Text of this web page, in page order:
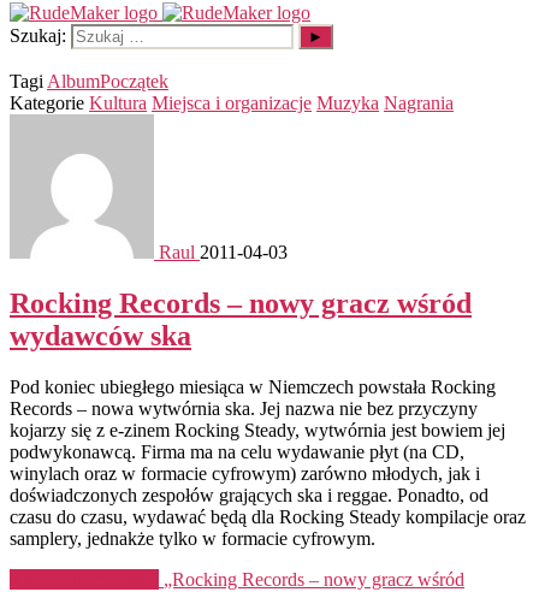
Szukaj:
Tagi AlbumPoczątek
Kategorie Kultura Miejsca i organizacje Muzyka Nagrania
Raul 2011-04-03
Rocking Records – nowy gracz wśród
wydawców ska
Pod koniec ubiegłego miesiąca w Niemczech powstała Rocking
Records – nowa wytwórnia ska. Jej nazwa nie bez przyczyny
kojarzy się z e-zinem Rocking Steady, wytwórnia jest bowiem jej
podwykonawcą. Firma ma na celu wydawanie płyt (na CD,
winylach oraz w formacie cyfrowym) zarówno młodych, jak i
doświadczonych zespołów grających ska i reggae. Ponadto, od
czasu do czasu, wydawać będą dla Rocking Steady kompilacje oraz
samplery, jednakże tylko w formacie cyfrowym.
„Rocking Records – nowy gracz wśród